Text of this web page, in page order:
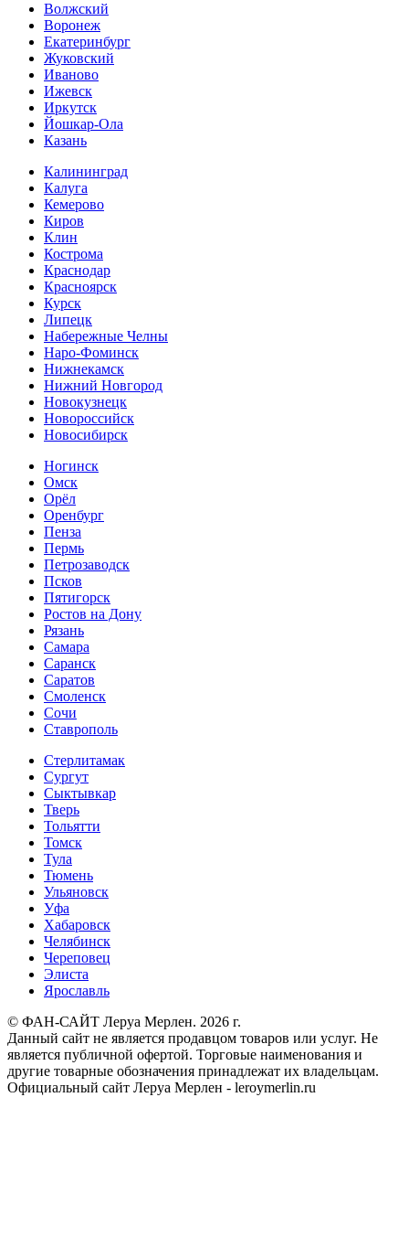
Волжский
Воронеж
Екатеринбург
Жуковский
Иваново
Ижевск
Иркутск
Йошкар-Ола
Казань
Калининград
Калуга
Кемерово
Киров
Клин
Кострома
Краснодар
Красноярск
Курск
Липецк
Набережные Челны
Наро-Фоминск
Нижнекамск
Нижний Новгород
Новокузнецк
Новороссийск
Новосибирск
Ногинск
Омск
Орёл
Оренбург
Пенза
Пермь
Петрозаводск
Псков
Пятигорск
Ростов на Дону
Рязань
Самара
Саранск
Саратов
Смоленск
Сочи
Ставрополь
Стерлитамак
Сургут
Сыктывкар
Тверь
Тольятти
Томск
Тула
Тюмень
Ульяновск
Уфа
Хабаровск
Челябинск
Череповец
Элиста
Ярославль
© ФАН-САЙТ Леруа Мерлен. 2026 г.
Данный сайт не является продавцом товаров или услуг. Не
является публичной офертой. Торговые наименования и
другие товарные обозначения принадлежат их владельцам.
Официальный сайт Леруа Мерлен - leroymerlin.ru